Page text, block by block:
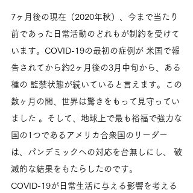
7ヶ月後の現在（2020年秋）、今まで当たり
前であった日常活動のどれもが制約を受けて
います。COVID-19の最初の症例が 米国で報
告されてから約2ヶ月後の3月中旬から、ある
種の 監禁状態が続いていると言えます。この
数ヶ月の間、世界は驚きをもって見守ってい
ました 。そして、地球上で最も裕福で強力な
国の1つであるアメリカ合衆国のリーダー
は、パンデミックへの対応を台無しにし、 破
滅的な結果をもたらしたのです。
COVID-19が日常生活に与える影響を考える